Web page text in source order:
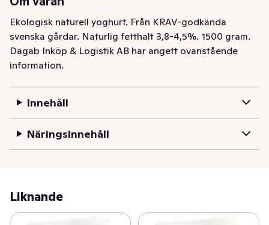
Ekologisk naturell yoghurt. Från KRAV-godkända
svenska gårdar. Naturlig fetthalt 3,8-4,5%. 1500 gram.
Dagab Inköp & Logistik AB har angett ovanstående
information.
Innehåll
Näringsinnehåll
Liknande